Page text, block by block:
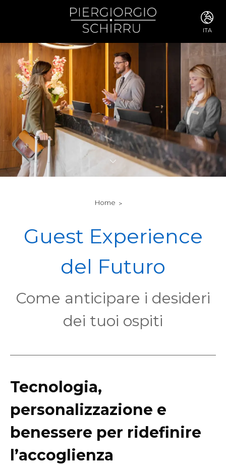
ITA
ENG
FRA
DEU
ESP
RUS
CHI
JPN
SVE
POR
ARA
DUT
KOR
Home
Guest Experience
del Futuro
Come anticipare i desideri
dei tuoi ospiti
Tecnologia,
personalizzazione e
benessere per ridefinire
l’accoglienza